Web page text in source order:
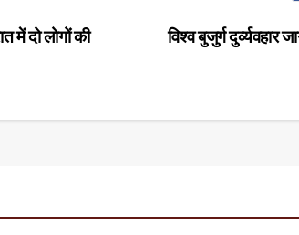
विश्व बुजुर्ग
दो लोगों की